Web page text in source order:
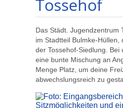
Tossehof
Das Städt. Jugendzentrum
im Stadtteil Bulmke-Hüllen,
der Tossehof-Siedlung. Bei
eine bunte Mischung an
Menge Platz, um deine
abwechslungsreich zu